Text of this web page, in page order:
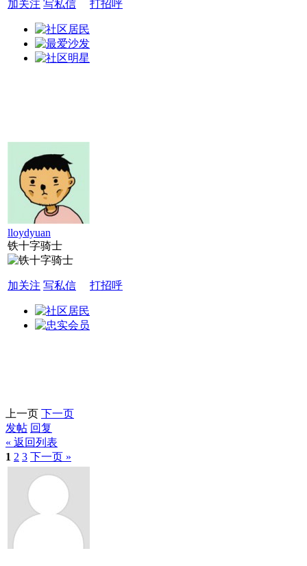
加关注 写私信 打招呼
lloydyuan
铁十字骑士
加关注 写私信 打招呼
上一页 下一页
发帖 回复
« 返回列表
1 2 3 下一页 »